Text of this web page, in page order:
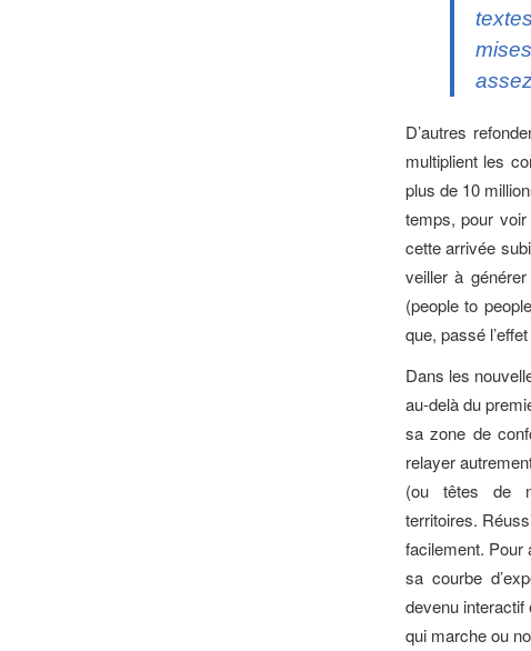
D’autres
multiplient les
plus de 10
temps, pour
cette arrivée
veiller à
(people to
que, passé
Dans les
au-delà du
sa zone de
relayer
(ou têtes de
territoires.
facilement. Pour
sa courbe
devenu
qui marche ou